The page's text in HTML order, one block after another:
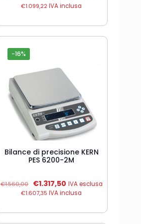
prezzo
prezzo
€1.099,22IVA inclusa
-16%
Bilance di precisione KERN
PES 6200-2M
€1.560,00
Il
prezzo
€1.317,50Il
prezzo
IVA esclusa
€1.607,35 IVA inclusa